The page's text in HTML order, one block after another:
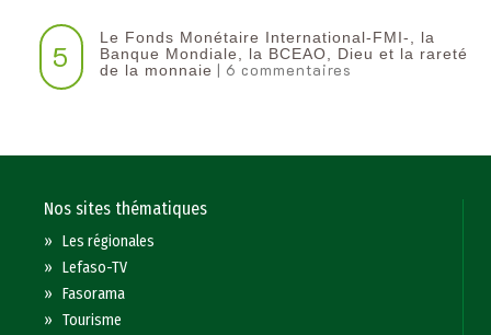
5
Le Fonds Monétaire International-FMI-, la
Banque Mondiale, la BCEAO, Dieu et la rareté
de la monnaie | 6 commentaires
Nos sites thématiques
»Les régionales
»Lefaso-TV
»Fasorama
»Tourisme